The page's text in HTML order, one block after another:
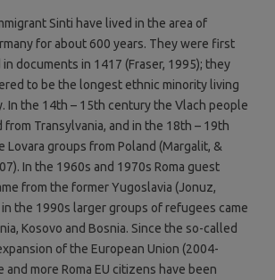
Sinti have lived in the area of
for about 600 years. They were first
documents in 1417 (Fraser, 1995); they
to be the longest ethnic minority living
In the 14th – 15th century the Vlach people
from Transylvania, and in the 18th – 19th
Lovara groups from Poland (Margalit, &
In the 1960s and 1970s Roma guest
from the former Yugoslavia (Jonuz,
in the 1990s larger groups of refugees came
Kosovo and Bosnia. Since the so-called
of the European Union (2004-
and more Roma EU citizens have been